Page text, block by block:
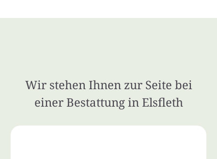
Wir stehen Ihnen zur Seite bei
einer Bestattung in Elsfleth